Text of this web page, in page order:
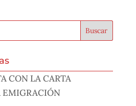
CON LA CARTA
EMIGRACIÓN